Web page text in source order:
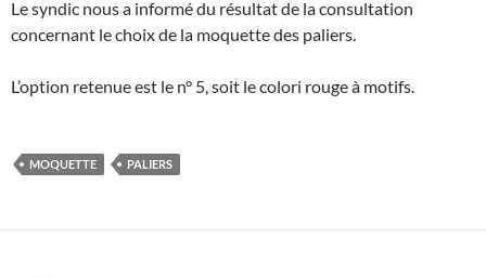
Le syndic nous a informé du résultat de la consultation
concernant le choix de la moquette des paliers.
L’option retenue est le n° 5, soit le colori rouge à motifs.
MOQUETTE PALIERS